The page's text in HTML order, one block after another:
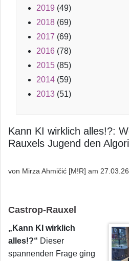
2019 (49)
2018 (69)
2017 (69)
2016 (78)
2015 (85)
2014 (59)
2013 (51)
Kann KI wirklich alles!?:
Rauxels Jugend den
von Mirza Ahmičić [M!R] am 27.03.26
Bild
Castrop-Rauxel
​„Kann KI wirklich
alles!?“ Dieser
spannenden Frage ging